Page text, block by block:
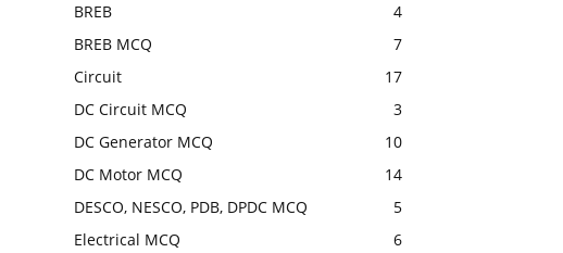
BREB
4
BREB MCQ
7
Circuit
17
DC Circuit MCQ
3
DC Generator MCQ
10
DC Motor MCQ
14
DESCO, NESCO, PDB, DPDC MCQ
5
Electrical MCQ
6